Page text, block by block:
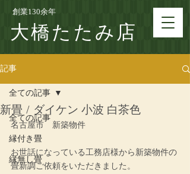
創業130余年
大橋たたみ店
記事
全ての記事
縁付き畳
縁無し畳
全ての記事
新畳 / ダイケン 小波 白茶色
名古屋市　新築物件
お世話になっている工務店様から新築物件の
畳新調ご依頼をいただきました。